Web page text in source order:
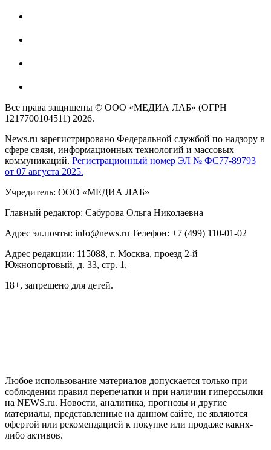
Все права защищены © ООО «МЕДИА ЛАБ» (ОГРН
1217700104511) 2026.
News.ru зарегистрировано Федеральной службой по надзору в
сфере связи, информационных технологий и массовых
коммуникаций. Регистрационный номер ЭЛ № ФС77-89793
от 07 августа 2025.
Учредитель: ООО «МЕДИА ЛАБ»
Главный редактор: Сабурова Ольга Николаевна
Адрес эл.почты: info@news.ru Телефон: +7 (499) 110-01-02
Адрес редакции: 115088, г. Москва, проезд 2-й
Южнопортовый, д. 33, стр. 1,
18+, запрещено для детей.
Любое использование материалов допускается только при
соблюдении правил перепечатки и при наличии гиперссылки
на NEWS.ru. Новости, аналитика, прогнозы и другие
материалы, представленные на данном сайте, не являются
офертой или рекомендацией к покупке или продаже каких-
либо активов.